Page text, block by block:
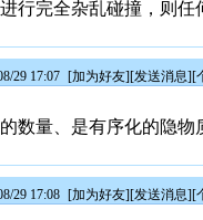
行完全杂乱碰撞，则任
29 17:07 [加为好友][发送消息][
数量、是有序化的隐物
29 17:08 [加为好友][发送消息][